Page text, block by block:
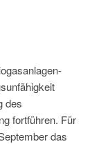
des
fortführen. Für
das